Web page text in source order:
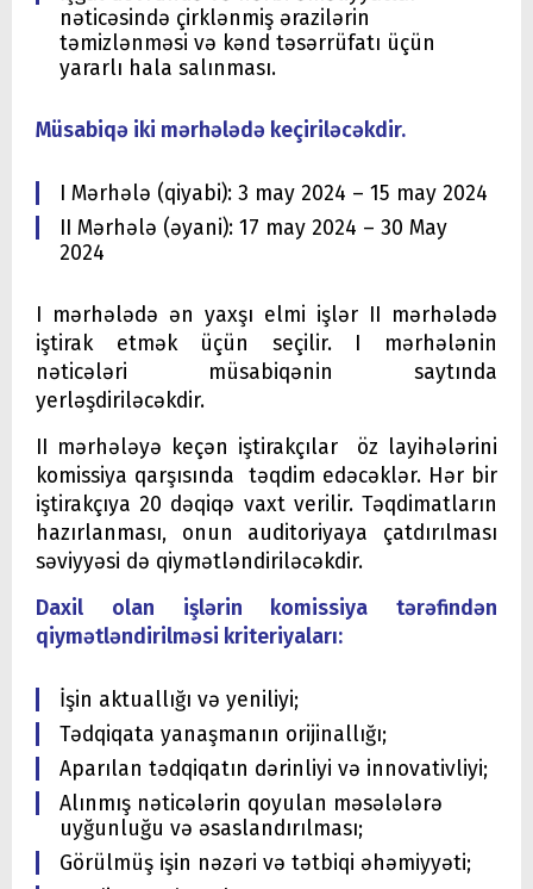
nəticəsində çirklənmiş ərazilərin
təmizlənməsi və kənd təsərrüfatı üçün
yararlı hala salınması.
Müsabiqə iki mərhələdə keçiriləcəkdir.
I Mərhələ (qiyabi): 3 may 2024 – 15 may 2024
II Mərhələ (əyani): 17 may 2024 – 30 May
2024
I mərhələdə ən yaxşı elmi işlər II mərhələdə
iştirak etmək üçün seçilir. I mərhələnin
nəticələri müsabiqənin saytında
yerləşdiriləcəkdir.
II mərhələyə keçən iştirakçılar öz layihələrini
komissiya qarşısında təqdim edəcəklər. Hər bir
iştirakçıya 20 dəqiqə vaxt verilir. Təqdimatların
hazırlanması, onun auditoriyaya çatdırılması
səviyyəsi də qiymətləndiriləcəkdir.
Daxil olan işlərin komissiya tərəfindən
qiymətləndirilməsi kriteriyaları:
İşin aktuallığı və yeniliyi;
Tədqiqata yanaşmanın orijinallığı;
Aparılan tədqiqatın dərinliyi və innovativliyi;
Alınmış nəticələrin qoyulan məsələlərə
uyğunluğu və əsaslandırılması;
Görülmüş işin nəzəri və tətbiqi əhəmiyyəti;